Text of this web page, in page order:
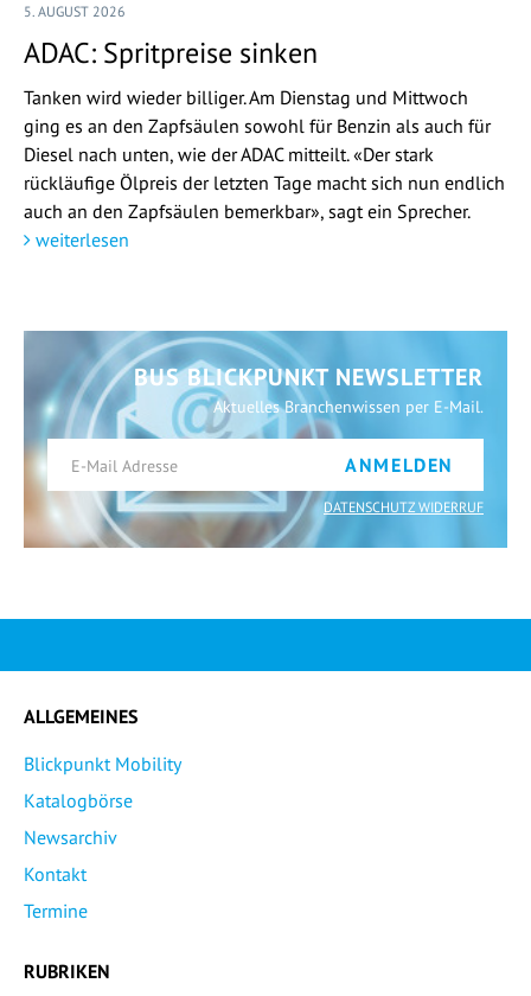
5. AUGUST 2026
ADAC: Spritpreise sinken
Tanken wird wieder billiger. Am Dienstag und Mittwoch
ging es an den Zapfsäulen sowohl für Benzin als auch für
Diesel nach unten, wie der ADAC mitteilt. «Der stark
rückläufige Ölpreis der letzten Tage macht sich nun endlich
auch an den Zapfsäulen bemerkbar», sagt ein Sprecher.
weiterlesen
BUS BLICKPUNKT NEWSLETTER
Aktuelles Branchenwissen per E-Mail.
ANMELDEN
DATENSCHUTZ WIDERRUF
ALLGEMEINES
Blickpunkt Mobility
Katalogbörse
Newsarchiv
Kontakt
Termine
RUBRIKEN